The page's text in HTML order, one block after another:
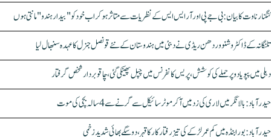
کنگنا رناوت کا بیان: بی جے پی اور آر ایس ایس کے نظریات سے متاثر ہو کر اب خود کو "بیدار ہندو" مانتی ہوں
تلنگانہ کے ڈاکٹر وشنو وردھن ریڈی نے دبئی میں ہندوستان کے نئے قونصل جنرل کا عہدہ سنبھال لیا
دہلی میں پپو یادو پر حملے کی کوشش، پریس کانفرنس میں چپل پھینکی گئی، چاقو بردار شخص گرفتار
حیدرآباد: بالا نگر میں لاری کی زد میں آکر موٹرسائیکل سے گرنے سے 4 سالہ بچی کی موت
حیدرآباد: بورابنڈہ میں کم عمر لڑکے کی تیز رفتار کار کا قہر، دو سگے بھائی شدید زخمی